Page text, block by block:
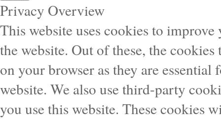
Privacy Overview
This website uses cookies to
the website. Out of these, the cookies
on your browser as they are
website. We also use third-party
you use this website. These cookies